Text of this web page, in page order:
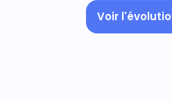
Voir